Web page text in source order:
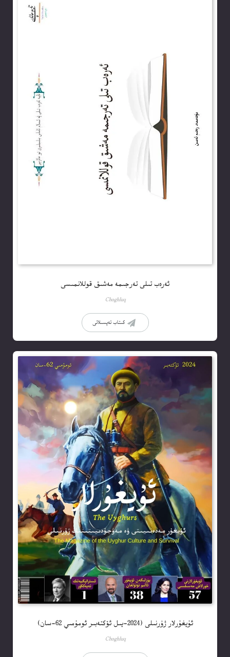
ئەرەب تىلى تەرجىمە مەشىق قوللانمىسى
Choghluq
كىتاب تەپسىلاتى
ئۇيغۇرلار ژۇرنىلى (2024-يىل ئۆكتەبىر ئومۇمىي 62-سان)
Choghluq